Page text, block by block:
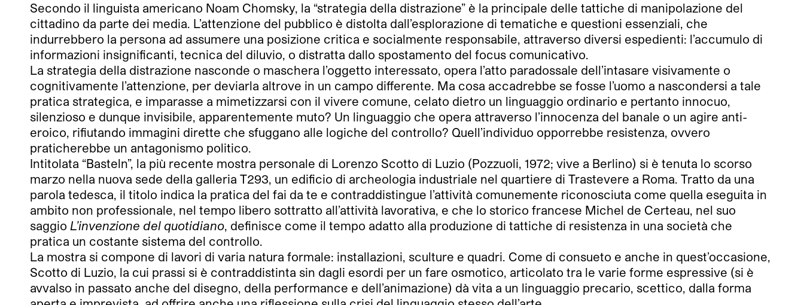
Secondo il linguista americano Noam Chomsky, la “strategia della distrazione” è la principale delle tattiche di manipolazione del
cittadino da parte dei media. L’attenzione del pubblico è distolta dall’esplorazione di tematiche e questioni essenziali, che
indurrebbero la persona ad assumere una posizione critica e socialmente responsabile, attraverso diversi espedienti: l’accumulo di
informazioni insignificanti, tecnica del diluvio, o distratta dallo spostamento del focus comunicativo.
La strategia della distrazione nasconde o maschera l’oggetto interessato, opera l’atto paradossale dell’intasare visivamente o
cognitivamente l’attenzione, per deviarla altrove in un campo differente. Ma cosa accadrebbe se fosse l’uomo a nascondersi a tale
pratica strategica, e imparasse a mimetizzarsi con il vivere comune, celato dietro un linguaggio ordinario e pertanto innocuo,
silenzioso e dunque invisibile, apparentemente muto? Un linguaggio che opera attraverso l’innocenza del banale o un agire anti-
eroico, rifiutando immagini dirette che sfuggano alle logiche del controllo? Quell’individuo opporrebbe resistenza, ovvero
praticherebbe un antagonismo politico.
Intitolata “Basteln”, la più recente mostra personale di Lorenzo Scotto di Luzio (Pozzuoli, 1972; vive a Berlino) si è tenuta lo scorso
marzo nella nuova sede della galleria T293, un edificio di archeologia industriale nel quartiere di Trastevere a Roma. Tratto da una
parola tedesca, il titolo indica la pratica del fai da te e contraddistingue l’attività comunemente riconosciuta come quella eseguita in
ambito non professionale, nel tempo libero sottratto all’attività lavorativa, e che lo storico francese Michel de Certeau, nel suo
saggio L’invenzione del quotidiano, definisce come il tempo adatto alla produzione di tattiche di resistenza in una società che
pratica un costante sistema del controllo.
La mostra si compone di lavori di varia natura formale: installazioni, sculture e quadri. Come di consueto e anche in quest’occasione,
Scotto di Luzio, la cui prassi si è contraddistinta sin dagli esordi per un fare osmotico, articolato tra le varie forme espressive (si è
avvalso in passato anche del disegno, della performance e dell’animazione) dà vita a un linguaggio precario, scettico, dalla forma